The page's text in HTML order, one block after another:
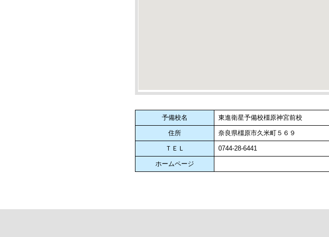
予備校名 東進衛星予備校橿原神宮前校
住所 奈良県橿原市久米町５６９
ＴＥＬ 0744-28-6441
ホームページ